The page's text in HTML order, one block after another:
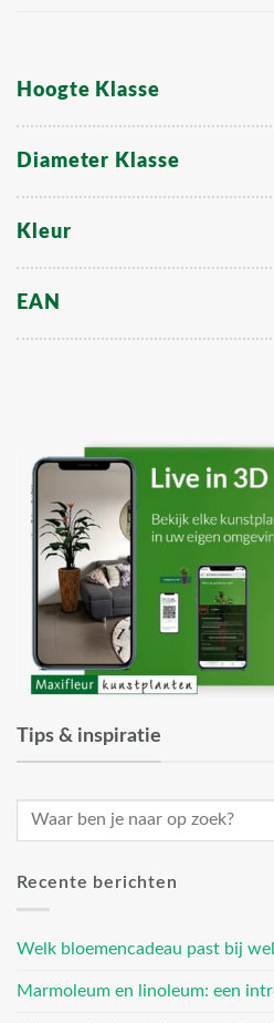
Hoogte Klasse
Diameter Klasse
Kleur
EAN
Tips & inspiratie
Recente berichten
Welk bloemencadeau past bij
Marmoleum en linoleum: een